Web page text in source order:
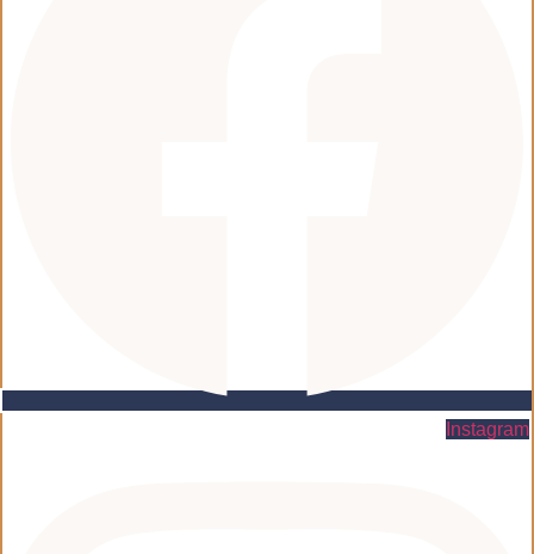
Instagram